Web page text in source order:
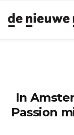
In
Passion